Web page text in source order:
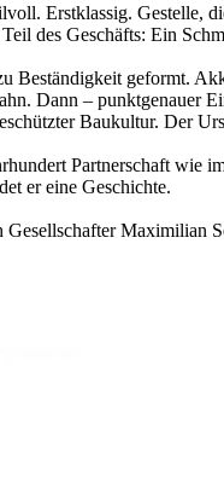
Erstklassig. Gestelle,
des Geschäfts: Ein
Beständigkeit geformt.
Dann – punktgenauer
Baukultur. Der
Partnerschaft wie
er eine Geschichte.
Maximilian